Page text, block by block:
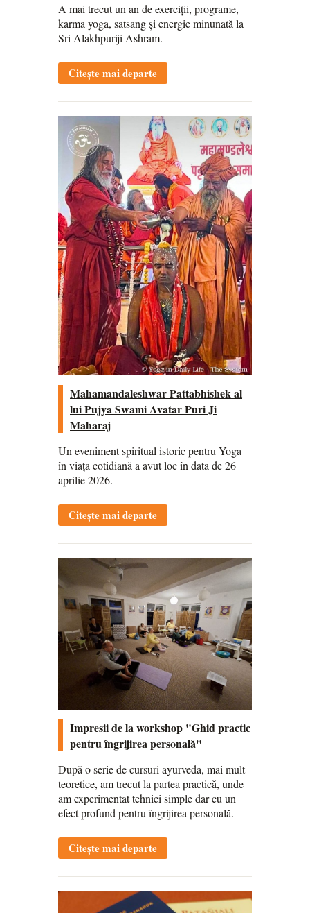
A mai trecut un an de exerciții, programe,
karma yoga, satsang și energie minunată la
Sri Alakhpuriji Ashram.
Citește mai departe
Mahamandaleshwar Pattabhishek al
lui Pujya Swami Avatar Puri Ji
Maharaj
Un eveniment spiritual istoric pentru Yoga
în viața cotidiană a avut loc în data de 26
aprilie 2026.
Citește mai departe
Impresii de la workshop "Ghid practic
pentru îngrijirea personală"
După o serie de cursuri ayurveda, mai mult
teoretice, am trecut la partea practică, unde
am experimentat tehnici simple dar cu un
efect profund pentru îngrijirea personală.
Citește mai departe